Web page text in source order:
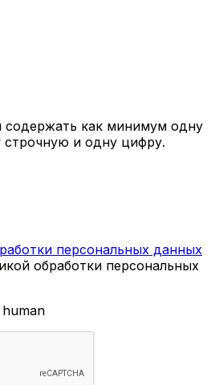
содержать как минимум одну
строчную и одну цифру.
персональных данных
обработки персональных